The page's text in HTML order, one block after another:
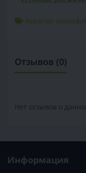
Аэратор-
Отзывов (0)
Нет отзывов о
Информация